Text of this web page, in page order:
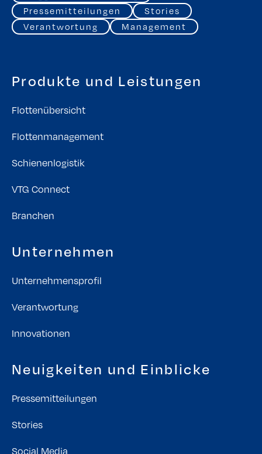
Pressemitteilungen
Stories
Verantwortung
Management
Produkte und Leistungen
Flottenübersicht
Flottenmanagement
Schienenlogistik
VTG Connect
Branchen
Unternehmen
Unternehmensprofil
Verantwortung
Innovationen
Neuigkeiten und Einblicke
Pressemitteilungen
Stories
Social Media